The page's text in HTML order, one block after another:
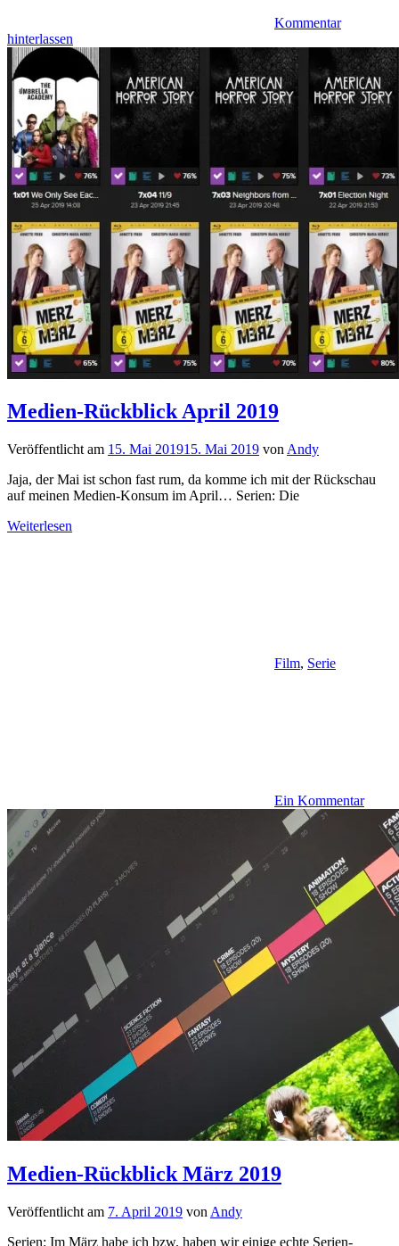
Kommentar
hinterlassen
Medien-Rückblick April 2019
Veröffentlicht am 15. Mai 201915. Mai 2019 von Andy
Jaja, der Mai ist schon fast rum, da komme ich mit der Rückschau
auf meinen Medien-Konsum im April… Serien: Die
Weiterlesen
Film, Serie
Ein Kommentar
Medien-Rückblick März 2019
Veröffentlicht am 7. April 2019 von Andy
Serien: Im März habe ich bzw. haben wir einige echte Serien-